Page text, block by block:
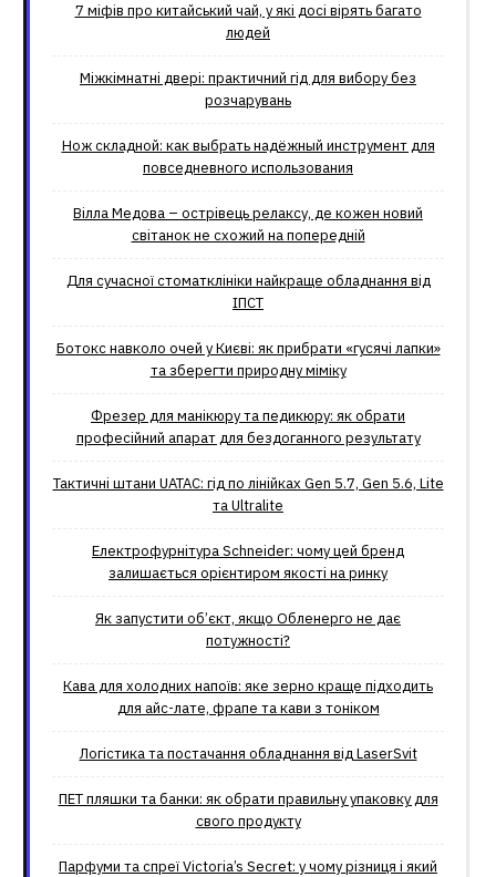
7 міфів про китайський чай, у які досі вірять багато
людей
Міжкімнатні двері: практичний гід для вибору без
розчарувань
Нож складной: как выбрать надёжный инструмент для
повседневного использования
Вілла Медова – острівець релаксу, де кожен новий
світанок не схожий на попередній
Для сучасної стоматклініки найкраще обладнання від
ІПСТ
Ботокс навколо очей у Києві: як прибрати «гусячі лапки»
та зберегти природну міміку
Фрезер для манікюру та педикюру: як обрати
професійний апарат для бездоганного результату
Тактичні штани UATAC: гід по лінійках Gen 5.7, Gen 5.6, Lite
та Ultralite
Електрофурнітура Schneider: чому цей бренд
залишається орієнтиром якості на ринку
Як запустити об’єкт, якщо Обленерго не дає
потужності?
Кава для холодних напоїв: яке зерно краще підходить
для айс-лате, фрапе та кави з тоніком
Логістика та постачання обладнання від LaserSvit
ПЕТ пляшки та банки: як обрати правильну упаковку для
свого продукту
Парфуми та спреї Victoria’s Secret: у чому різниця і який